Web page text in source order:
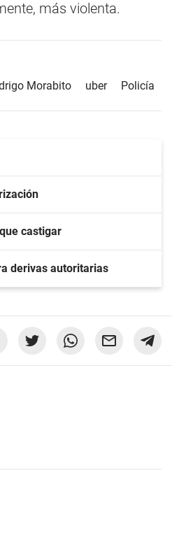
más violenta.
Morabito uber Policía
castigar
derivas autoritarias